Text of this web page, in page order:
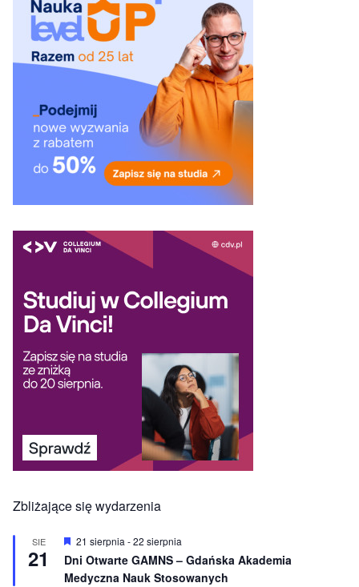
Zbliżające się wydarzenia
SIE
21
W
r
ó
21 sierpnia -22 sierpnia
Dni Otwarte GAMNS – Gdańska Akademia
Medyczna Nauk Stosowanych